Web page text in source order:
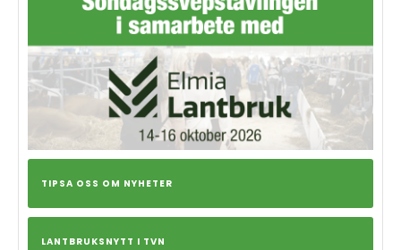
TIPSA OSS OM NYHETER
LANTBRUKSNYTT I TVN